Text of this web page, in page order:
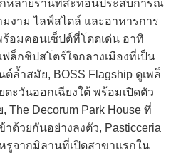
หลายร้านที่สะท้อนประสบการณ์
งาม ไลฟ์สไตล์ และอาหารการ
อมคอนเซ็ปต์ที่โดดเด่น อาทิ
ฟล็กชิปสโตร์ใจกลางเมืองที่เป็น
ล้ำสมัย, BOSS Flagship ดูเพล็
ะวันออกเฉียงใต้ พร้อมเปิดตัว
The Decorum Park House ที่
ด้วยกันอย่างลงตัว, Pasticceria
รูจากมิลานที่เปิดสาขาแรกใน